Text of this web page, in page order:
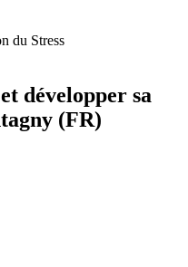
développer sa
(FR)